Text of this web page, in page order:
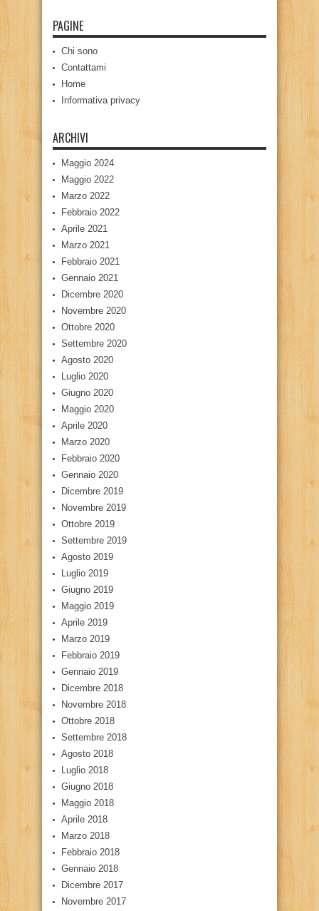
PAGINE
Chi sono
Contattami
Home
Informativa privacy
ARCHIVI
Maggio 2024
Maggio 2022
Marzo 2022
Febbraio 2022
Aprile 2021
Marzo 2021
Febbraio 2021
Gennaio 2021
Dicembre 2020
Novembre 2020
Ottobre 2020
Settembre 2020
Agosto 2020
Luglio 2020
Giugno 2020
Maggio 2020
Aprile 2020
Marzo 2020
Febbraio 2020
Gennaio 2020
Dicembre 2019
Novembre 2019
Ottobre 2019
Settembre 2019
Agosto 2019
Luglio 2019
Giugno 2019
Maggio 2019
Aprile 2019
Marzo 2019
Febbraio 2019
Gennaio 2019
Dicembre 2018
Novembre 2018
Ottobre 2018
Settembre 2018
Agosto 2018
Luglio 2018
Giugno 2018
Maggio 2018
Aprile 2018
Marzo 2018
Febbraio 2018
Gennaio 2018
Dicembre 2017
Novembre 2017